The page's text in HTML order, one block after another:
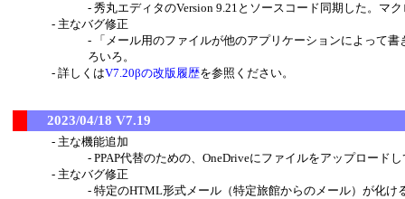
秀丸エディタのVersion 9.21とソースコード同期した。マ
主なバグ修正
「メール用のファイルが他のアプリケーションによって
ろいろ。
詳しくはV7.20βの改版履歴を参照ください。
2023/04/18 V7.19
主な機能追加
PPAP代替のための、OneDriveにファイルをアップロード
主なバグ修正
特定のHTML形式メール（特定旅館からのメール）が化け